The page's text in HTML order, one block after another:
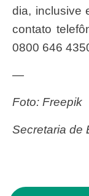
dia, inclusive
contato
0800 646
—
Foto: Freepik
Secretaria